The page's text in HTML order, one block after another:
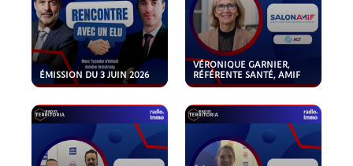
ÉMISSION DU 3 JUIN 2026
VÉRONIQUE GARNIER,
RÉFÉRENTE SANTÉ, AMIF